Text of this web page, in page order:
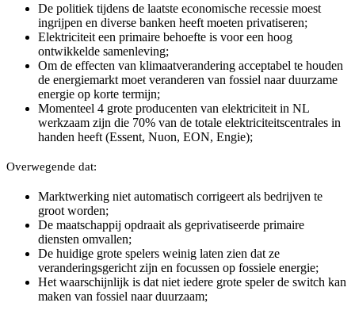
De politiek tijdens de laatste economische recessie moest
ingrijpen en diverse banken heeft moeten privatiseren;
Elektriciteit een primaire behoefte is voor een hoog
ontwikkelde samenleving;
Om de effecten van klimaatverandering acceptabel te houden
de energiemarkt moet veranderen van fossiel naar duurzame
energie op korte termijn;
Momenteel 4 grote producenten van elektriciteit in NL
werkzaam zijn die 70% van de totale elektriciteitscentrales in
handen heeft (Essent, Nuon, EON, Engie);
Overwegende dat:
Marktwerking niet automatisch corrigeert als bedrijven te
groot worden;
De maatschappij opdraait als geprivatiseerde primaire
diensten omvallen;
De huidige grote spelers weinig laten zien dat ze
veranderingsgericht zijn en focussen op fossiele energie;
Het waarschijnlijk is dat niet iedere grote speler de switch kan
maken van fossiel naar duurzaam;